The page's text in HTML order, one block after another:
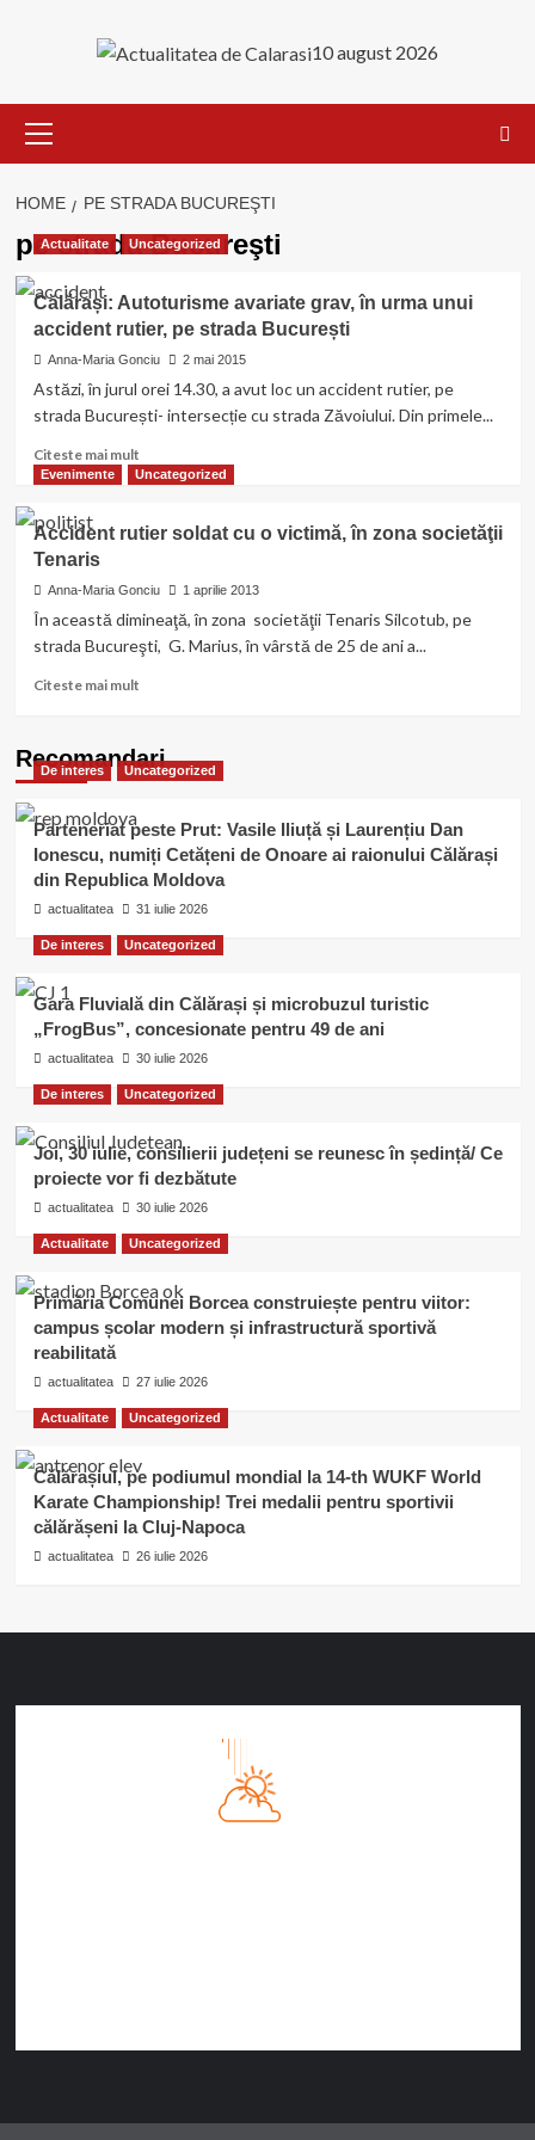
10 august 2026
Menu
HOME PE STRADA BUCUREŞTI
pe strada Bucureşti
Actualitate Uncategorized
Călărași: Autoturisme avariate grav, în urma unui
accident rutier, pe strada București
Anna-Maria Gonciu 2 mai 2015
Astăzi, în jurul orei 14.30, a avut loc un accident rutier, pe
strada București- intersecție cu strada Zăvoiului. Din primele...
Citeste mai multRead
more
Autoturisme
grav,
în
unui
strada
București
Evenimente Uncategorized
Accident rutier soldat cu o victimă, în zona societăţii
Tenaris
Anna-Maria Gonciu 1 aprilie 2013
În această dimineaţă, în zona societăţii Tenaris Silcotub, pe
strada Bucureşti, G. Marius, în vârstă de 25 de ani a...
Citeste mai multRead
Accident
rutier
o
victimă,
în
zona
societăţii
Tenaris
Recomandari
De interes Uncategorized
Parteneriat peste Prut: Vasile Iliuță și Laurențiu Dan
Ionescu, numiți Cetățeni de Onoare ai raionului Călărași
din Republica Moldova
actualitatea 31 iulie 2026
De interes Uncategorized
Gara Fluvială din Călărași și microbuzul turistic
„FrogBus”, concesionate pentru 49 de ani
actualitatea 30 iulie 2026
De interes Uncategorized
Joi, 30 iulie, consilierii județeni se reunesc în ședință/ Ce
proiecte vor fi dezbătute
actualitatea 30 iulie 2026
Actualitate Uncategorized
Primăria Comunei Borcea construiește pentru viitor:
campus școlar modern și infrastructură sportivă
reabilitată
actualitatea 27 iulie 2026
Actualitate Uncategorized
Călărașiul, pe podiumul mondial la 14-th WUKF World
Karate Championship! Trei medalii pentru sportivii
călărășeni la Cluj-Napoca
actualitatea 26 iulie 2026
Călăraşi, RO
1:05 PM10/08/2026